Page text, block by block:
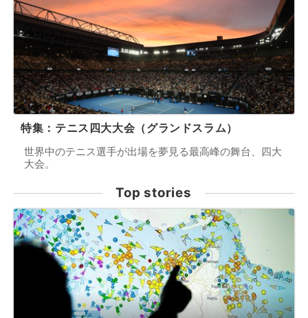
特集：テニス四大大会（グランドスラム）
世界中のテニス選手が出場を夢見る最高峰の舞台、四大
大会。
Top stories